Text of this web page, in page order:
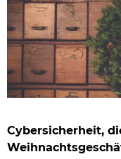
Cybersicherheit,